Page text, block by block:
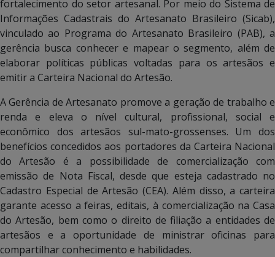
fortalecimento do setor artesanal. Por meio do Sistema de
Informações Cadastrais do Artesanato Brasileiro (Sicab),
vinculado ao Programa do Artesanato Brasileiro (PAB), a
gerência busca conhecer e mapear o segmento, além de
elaborar políticas públicas voltadas para os artesãos e
emitir a Carteira Nacional do Artesão.
A Gerência de Artesanato promove a geração de trabalho e
renda e eleva o nível cultural, profissional, social e
econômico dos artesãos sul-mato-grossenses. Um dos
benefícios concedidos aos portadores da Carteira Nacional
do Artesão é a possibilidade de comercialização com
emissão de Nota Fiscal, desde que esteja cadastrado no
Cadastro Especial de Artesão (CEA). Além disso, a carteira
garante acesso a feiras, editais, à comercialização na Casa
do Artesão, bem como o direito de filiação a entidades de
artesãos e a oportunidade de ministrar oficinas para
compartilhar conhecimento e habilidades.